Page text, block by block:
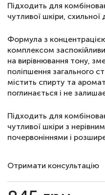
Підходить для
чутливої шкіри, схильної
Формула з
комплексом
на вирівнювання тону,
поліпшення загального
містить спирту та
поглинається і не
Підходить для
чутливої шкіри з
почервоніннями і
Отримати консультацію